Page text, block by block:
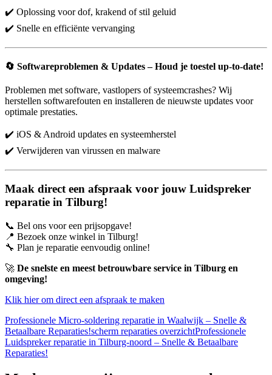
✔️ Oplossing voor dof, krakend of stil geluid
✔️ Snelle en efficiënte vervanging
🔄 Softwareproblemen & Updates – Houd je toestel up-to-date!
Problemen met software, vastlopers of systeemcrashes? Wij
herstellen softwarefouten en installeren de nieuwste updates voor
optimale prestaties.
✔️ iOS & Android updates en systeemherstel
✔️ Verwijderen van virussen en malware
Maak direct een afspraak voor jouw Luidspreker
reparatie in Tilburg!
📞 Bel ons voor een prijsopgave!
📍 Bezoek onze winkel in Tilburg!
🔧 Plan je reparatie eenvoudig online!
🚀 De snelste en meest betrouwbare service in Tilburg en
omgeving!
Klik hier om direct een afspraak te maken
Professionele Micro-soldering reparatie in Waalwijk – Snelle &
Betaalbare Reparaties!scherm reparaties overzichtProfessionele
Luidspreker reparatie in Tilburg-noord – Snelle & Betaalbare
Reparaties!